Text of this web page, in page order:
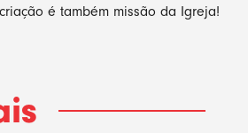
é também missão da Igreja!